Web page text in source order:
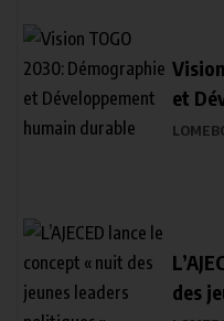
et
des